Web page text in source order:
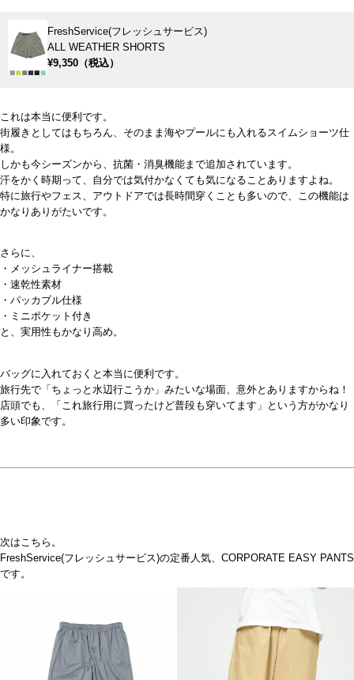
FreshService(フレッシュサービス)
ALL WEATHER SHORTS
¥9,350（税込）
これは本当に便利です。
街履きとしてはもちろん、そのまま海やプールにも入れるスイムショーツ仕
様。
しかも今シーズンから、抗菌・消臭機能まで追加されています。
汗をかく時期って、自分では気付かなくても気になることありますよね。
特に旅行やフェス、アウトドアでは長時間穿くことも多いので、この機能は
かなりありがたいです。
さらに、
・メッシュライナー搭載
・速乾性素材
・パッカブル仕様
・ミニポケット付き
と、実用性もかなり高め。
バッグに入れておくと本当に便利です。
旅行先で「ちょっと水辺行こうか」みたいな場面、意外とありますからね！
店頭でも、「これ旅行用に買ったけど普段も穿いてます」という方がかなり
多い印象です。
次はこちら。
FreshService(フレッシュサービス)の定番人気、CORPORATE EASY PANTS
です。